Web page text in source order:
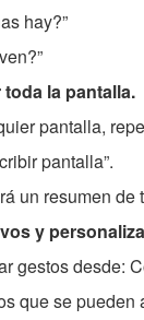
hay?”
la pantalla.
pantalla,
pantalla”.
un resumen
y
gestos desde:
que se